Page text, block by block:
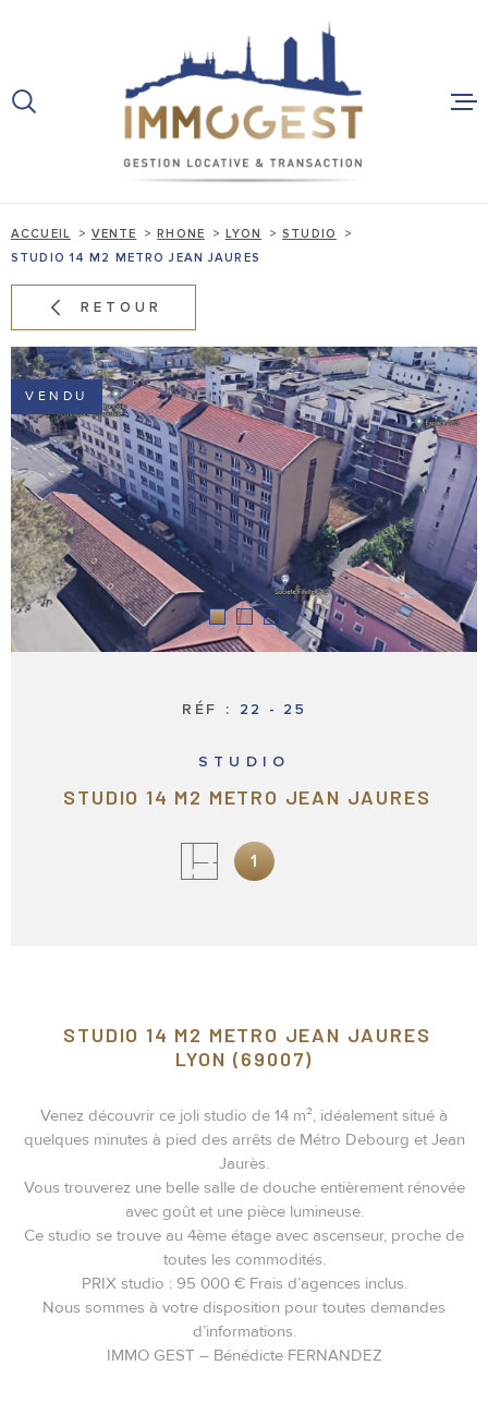
LOCATIONS
VENTES
LOCATIONS
NOTRE
BIENS
ACCUEIL VENTE RHONE LYON
STUDIO
STUDIO 14 M2 METRO JEAN JAURES
RETOUR
VENDU
RÉF : 22 - 25
STUDIO
STUDIO 14 M2 METRO JEAN JAURES
1
STUDIO 14 M2 METRO JEAN JAURES
LYON (69007)
Venez découvrir ce joli studio de 14 m², idéalement situé à
quelques minutes à pied des arrêts de Métro Debourg et Jean
Jaurès.
Vous trouverez une belle salle de douche entièrement rénovée
avec goût et une pièce lumineuse.
Ce studio se trouve au 4ème étage avec ascenseur, proche de
toutes les commodités.
PRIX studio : 95 000 € Frais d’agences inclus.
Nous sommes à votre disposition pour toutes demandes
d’informations.
IMMO GEST – Bénédicte FERNANDEZ